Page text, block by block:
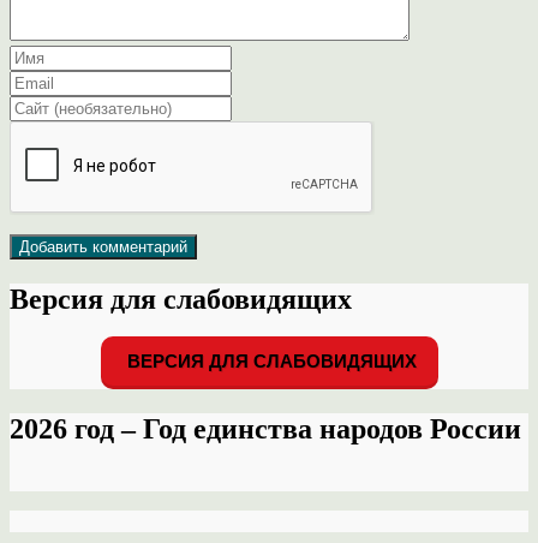
Версия для слабовидящих
ВЕРСИЯ ДЛЯ СЛАБОВИДЯЩИХ
2026 год – Год единства народов России